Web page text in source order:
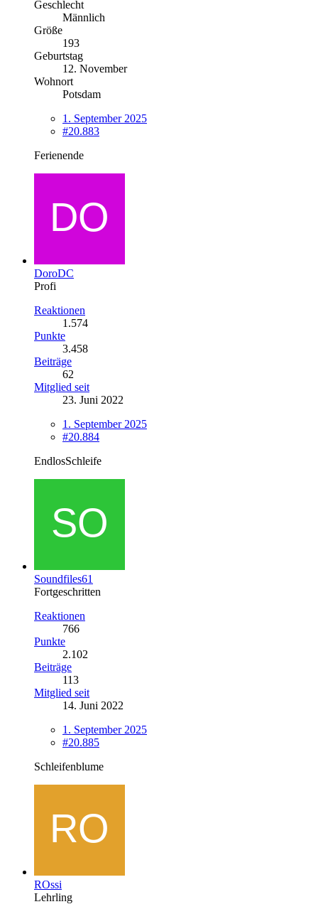
Geschlecht
Männlich
Größe
193
Geburtstag
12. November
Wohnort
Potsdam
1. September 2025
#20.883
Ferienende
DoroDC
Profi
Reaktionen
1.574
Punkte
3.458
Beiträge
62
Mitglied seit
23. Juni 2022
1. September 2025
#20.884
EndlosSchleife
Soundfiles61
Fortgeschritten
Reaktionen
766
Punkte
2.102
Beiträge
113
Mitglied seit
14. Juni 2022
1. September 2025
#20.885
Schleifenblume
ROssi
Lehrling